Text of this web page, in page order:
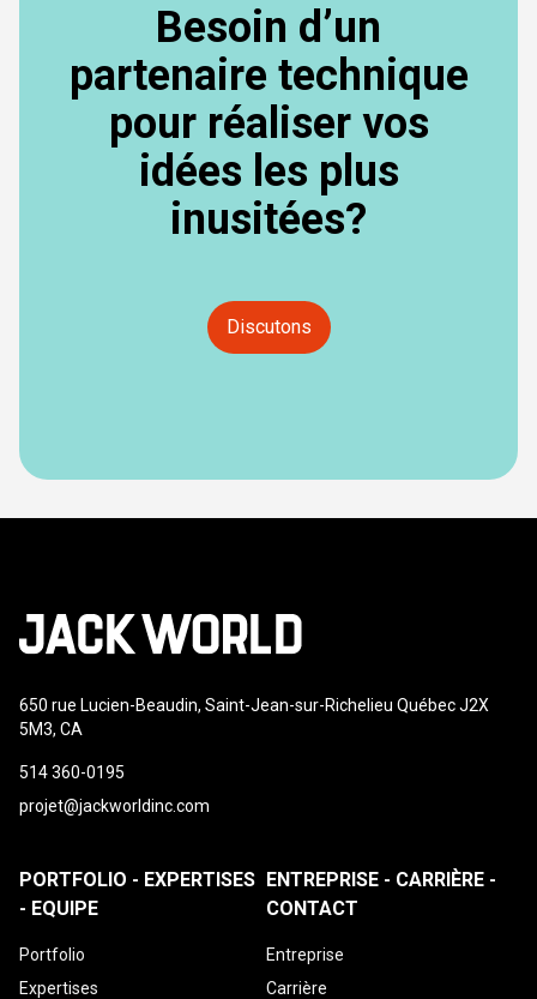
Besoin d’un
partenaire technique
pour réaliser vos
idées les plus
inusitées?
Discutons
650 rue Lucien-Beaudin, Saint-Jean-sur-Richelieu Québec J2X
5M3, CA
514 360-0195
projet@jackworldinc.com
PORTFOLIO - EXPERTISES
- EQUIPE
Portfolio
Expertises
ENTREPRISE - CARRIÈRE -
CONTACT
Entreprise
Carrière